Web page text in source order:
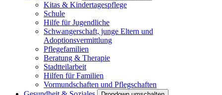
Kitas & Kindertagespflege
Schule
Hilfe für Jugendliche
Schwangerschaft, junge Eltern und
Adoptionsvermittlung
Pflegefamilien
Beratung & Therapie
Stadtteilarbeit
Hilfen für Familien
Vormundschaften und Pflegschaften